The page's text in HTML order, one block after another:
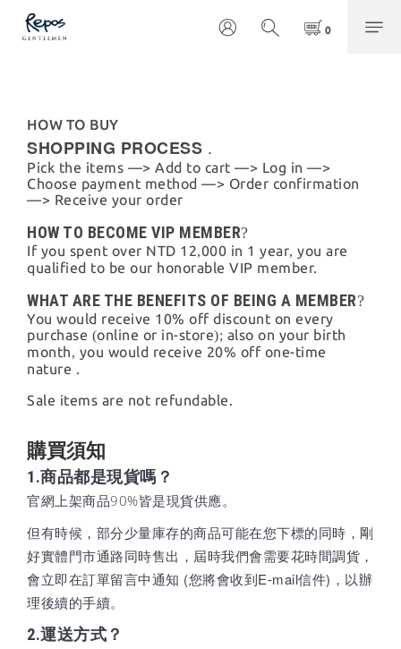
HOW TO BUY
SHOPPING PROCESS .
Pick the items —> Add to cart —> Log in —>
Choose payment method —> Order confirmation
—> Receive your order
HOW TO BECOME VIP MEMBER?
If you spent over NTD 12,000 in 1 year, you are
qualified to be our honorable VIP member.
WHAT ARE THE BENEFITS OF BEING A MEMBER?
You would receive 10% off discount on every
purchase (online or in-store); also on your birth
month, you would receive 20% off one-time
nature .
Sale items are not refundable.
購買須知
1.商品都是現貨嗎？
官網上架商品90%皆是現貨供應。
但有時候，部分少量庫存的商品可能在您下標的同時，剛
好實體門市通路同時售出，屆時我們會需要花時間調貨 ，
會立即在訂單留言中通知 (您將會收到E-mail信件)，以辦
理後續的手續。
2.運送方式？